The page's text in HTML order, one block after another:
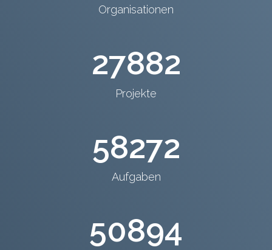
Organisationen
27882
Projekte
58272
Aufgaben
50894